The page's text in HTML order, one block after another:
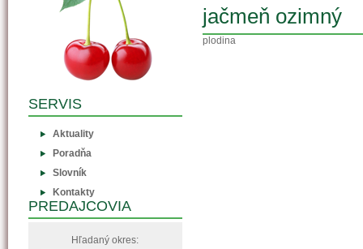
jačmeň ozimný
plodina
SERVIS
Aktuality
Poradňa
Slovník
Kontakty
PREDAJCOVIA
Hľadaný okres: